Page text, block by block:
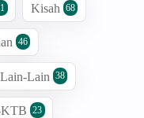
Kisah 68
46
Lain-Lain 38
KTB 23